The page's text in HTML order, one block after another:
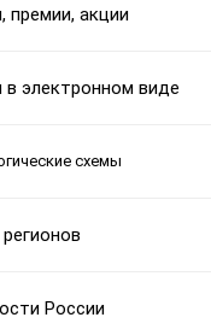
премии, акции
в электронном виде
схемы
России